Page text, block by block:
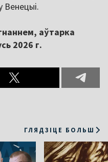
Венецыі.
аўтарка
2026 г.
ГЛЯДЗІЦЕ БОЛЬШ